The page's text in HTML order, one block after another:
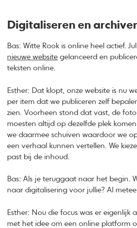
Digitaliseren en
Bas: Witte Rook is online heel actief.
nieuwe website gelanceerd en
teksten online.
Esther: Dat klopt, onze website is nu
per item dat we publiceren zelf
zien. Voorheen stond dat vast, de
moesten altijd op dezelfde plek
we daarmee schuiven waardoor we
een verhaal kunnen vertellen. We
past bij de inhoud.
Bas: Als je teruggaat naar het begin.
naar digitalisering voor jullie? Al
Esther: Nou die focus was er eigenlijk
met het idee om een online platform